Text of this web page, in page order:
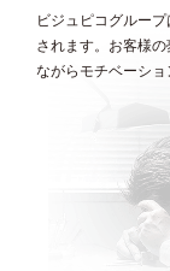
ビジュピコグルー
されます。 お客様
ながら モチベーショ